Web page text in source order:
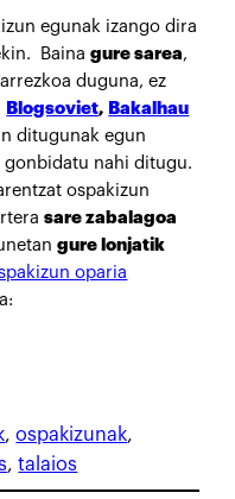
egunak izango dira
Bainagure sarea,
duguna, ez
Blogsoviet, Bakalhau
ditugunak egun
gonbidatu nahi ditugu.
ospakizun
sare zabalagoa
gure lonjatik
oparia
, ospakizunak
, talaios